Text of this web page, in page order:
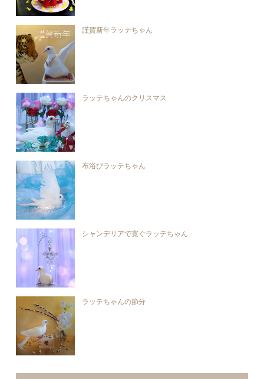
謹賀新年ラッテちゃん
ラッテちゃんのクリスマス
布浴びラッテちゃん
シャンデリアで寛ぐラッテちゃん
ラッテちゃんの節分